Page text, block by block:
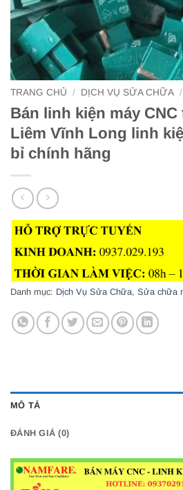
TRANG CHỦ / DỊCH VỤ SỬA CHỮA /
Bán linh kiện máy
Liêm Vĩnh Long linh
bỉ chính hãng
Danh mục: Dịch Vụ Sửa Chữa, Sửa chữa
MÔ TẢ
ĐÁNH GIÁ (0)